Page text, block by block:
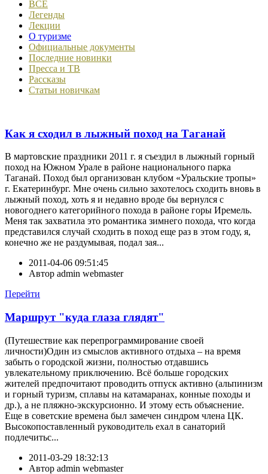
ВСЕ
Легенды
Лекции
О туризме
Официальные документы
Последние новинки
Пресса и ТВ
Рассказы
Статьи новичкам
Как я сходил в лыжный поход на Таганай
В мартовские праздники 2011 г. я съездил в лыжный горный
поход на Южном Урале в районе национального парка
Таганай. Поход был организован клубом «Уральские тропы»
г. Екатеринбург. Мне очень сильно захотелось сходить вновь в
лыжный поход, хоть я и недавно вроде бы вернулся с
новогоднего категорийного похода в районе горы Иремель.
Меня так захватила это романтика зимнего похода, что когда
представился случай сходить в поход еще раз в этом году, я,
конечно же не раздумывая, подал зая...
2011-04-06 09:51:45
Автор admin webmaster
Перейти
Маршрут "куда глаза глядят"
(Путешествие как перепрограммирование своей
личности)Один из смыслов активного отдыха – на время
забыть о городской жизни, полностью отдавшись
увлекательному приключению. Всё больше городских
жителей предпочитают проводить отпуск активно (альпинизм
и горный туризм, сплавы на катамаранах, конные походы и
др.), а не пляжно-экскурсионно. И этому есть объяснение.
Еще в советские времена был замечен синдром члена ЦК.
Высокопоставленный руководитель ехал в санаторий
подлечитьс...
2011-03-29 18:32:13
Автор admin webmaster